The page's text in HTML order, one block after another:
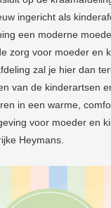
ingericht als
een moderne
zorg voor moeder en
zal je hier dan
van de kinderartsen
in een warme,
voor moeder en
Heymans.